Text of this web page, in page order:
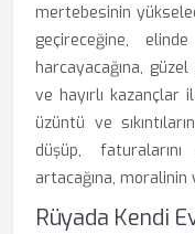
mertebesinin
geçireceğine,
harcayacağına,
ve hayırlı kazançlar
üzüntü ve
düşüp,
artacağına,
Rüyada Kendi